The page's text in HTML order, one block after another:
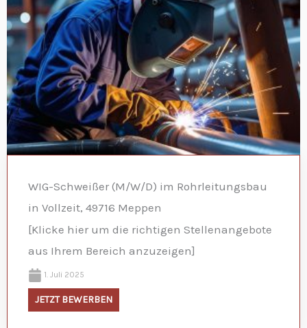
WIG-Schweißer (M/W/D) im Rohrleitungsbau
in Vollzeit, 49716 Meppen
[Klicke hier um die richtigen Stellenangebote
aus Ihrem Bereich anzuzeigen]
1. Juli 2025
JETZT BEWERBEN